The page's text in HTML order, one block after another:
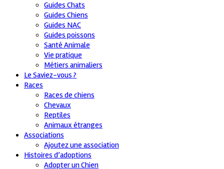
Guides Chats
Guides Chiens
Guides NAC
Guides poissons
Santé Animale
Vie pratique
Métiers animaliers
Le Saviez-vous ?
Races
Races de chiens
Chevaux
Reptiles
Animaux étranges
Associations
Ajoutez une association
Histoires d’adoptions
Adopter un Chien